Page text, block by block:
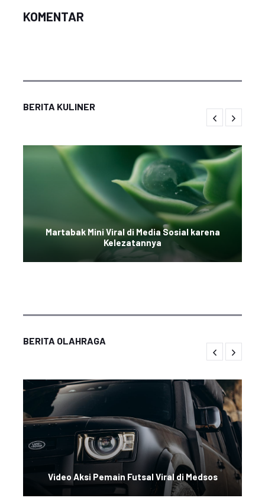
KOMENTAR
BERITA KULINER
Martabak Mini Viral di Media Sosial karena
Kelezatannya
BERITA OLAHRAGA
Video Aksi Pemain Futsal Viral di Medsos